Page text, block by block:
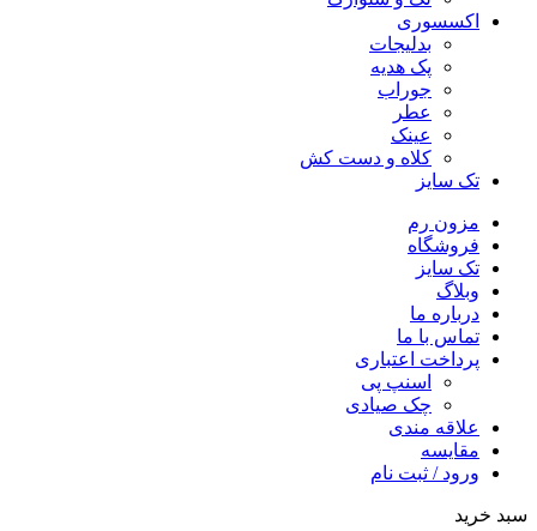
اکسسوری
بدلیجات
پک هدیه
جوراب
عطر
عینک
کلاه و دست کش
تک سایز
مزون رم
فروشگاه
تک سایز
وبلاگ
درباره ما
تماس با ما
پرداخت اعتباری
اسنپ پی
چک صیادی
علاقه مندی
مقايسه
ورود / ثبت نام
سبد خرید